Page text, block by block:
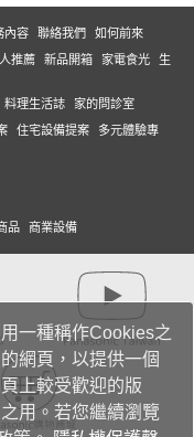
內容 聯絡我們
如何前來
推薦 新品開箱 家電食光
生
料理生活誌
家的問診室
住宅設備提案
多元體驗專
品 商業設備
一種稱作Cookies之
網頁，以提供一個
上較受歡迎的版
用。若您繼續瀏覽